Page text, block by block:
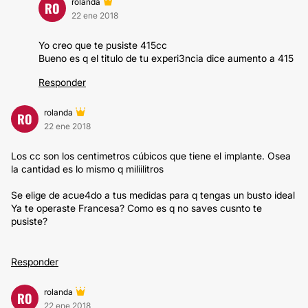
RO
22 ene 2018
Yo creo que te pusiste 415cc
Bueno es q el titulo de tu experi3ncia dice aumento a 415
Responder
RO
rolanda
22 ene 2018
Los cc son los centimetros cúbicos que tiene el implante. Osea
la cantidad es lo mismo q miliilitros
Se elige de acue4do a tus medidas para q tengas un busto ideal
Ya te operaste Francesa? Como es q no saves cusnto te
pusiste?
Responder
RO
rolanda
22 ene 2018